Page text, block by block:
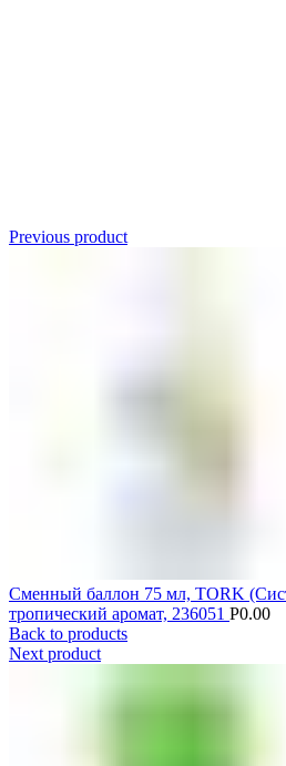
Previous product
Сменный баллон 75 мл, TORK
тропический аромат, 236051 Р0.00
Back to products
Next product